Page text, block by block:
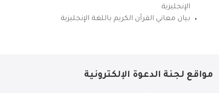
الإنجليزية
بيان معاني القرآن الكريم باللغة الإنجليزية
مواقع لجنة الدعوة الإلكترونية